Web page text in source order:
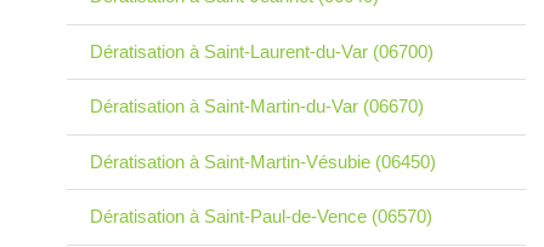
Dératisation à Saint-Laurent-du-Var (06700)
Dératisation à Saint-Martin-du-Var (06670)
Dératisation à Saint-Martin-Vésubie (06450)
Dératisation à Saint-Paul-de-Vence (06570)